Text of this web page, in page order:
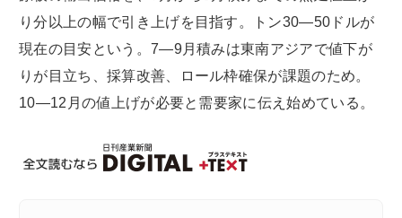
り分以上の幅で引き上げを目指す。トン30―50ドルが
現在の目安という。7―9月積みは東南アジアで値下が
りが目立ち、採算改善、ロール枠確保が課題のため。
10―12月の値上げが必要と需要家に伝え始めている。